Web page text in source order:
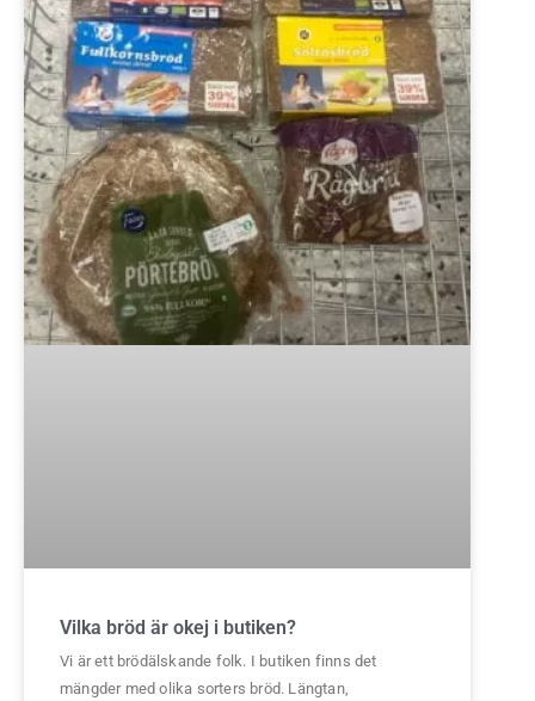
Vilka bröd är okej i butiken?
Vi är ett brödälskande folk. I butiken finns det
mängder med olika sorters bröd. Längtan,